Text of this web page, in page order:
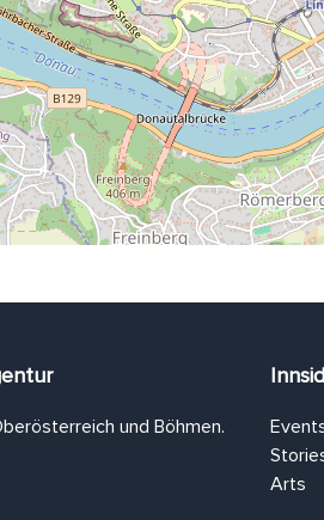
und Böhmen.
Arts